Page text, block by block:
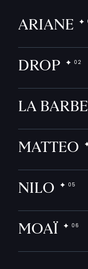
ARIANE
DROP
LA BARBE
MATTEO
NILO
MOAÏ